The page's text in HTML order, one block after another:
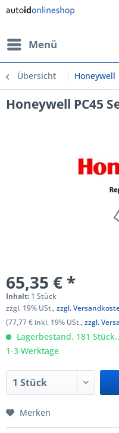
Menü
Übersicht Honeywell
Honeywell PC45
65,35 € *
Inhalt: 1 Stück
zzgl. 19% USt.,zzgl.
(77,77 € inkl. 19% USt.,zzgl.
Lagerbestand. 181
1-3 Werktage
Merken